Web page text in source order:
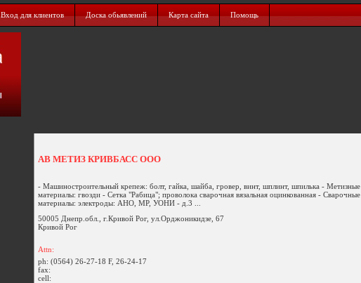
Вход для клиентов Доска обьявлений Карта сайта Помощь
АВ МЕТИЗ КРИВБАСС ООО
- Машиностроительный крепеж: болт, гайка, шайба, гровер, винт, шплинт, шпилька - Метизные
материалы: гвозди - Сетка "Рабица"; проволока сварочная вязальная оцинкованная - Сварочные
материалы: электроды: АНО, МР, УОНИ - д.3 ...
50005 Днепр.обл., г.Кривой Рог, ул.Орджоникидзе, 67
Кривой Рог
Attn:
ph: (0564) 26-27-18 F, 26-24-17
fax:
cell: